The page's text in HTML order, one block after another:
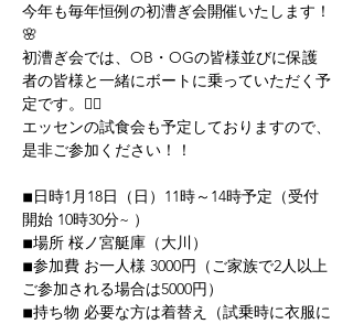
今年も毎年恒例の初漕ぎ会開催いたします！
🌸
初漕ぎ会では、OB・OGの皆様並びに保護
者の皆様と一緒にボートに乗っていただく予
定です。🚣‍♂️
エッセンの試食会も予定しておりますので、
是非ご参加ください！！
◾︎日時1月18日（日）11時～14時予定（受付
開始 10時30分~ ）
◾︎場所 桜ノ宮艇庫（大川）
◾︎参加費 お一人様 3000円（ご家族で2人以上
ご参加される場合は5000円）
◾︎持ち物 必要な方は着替え（試乗時に衣服に